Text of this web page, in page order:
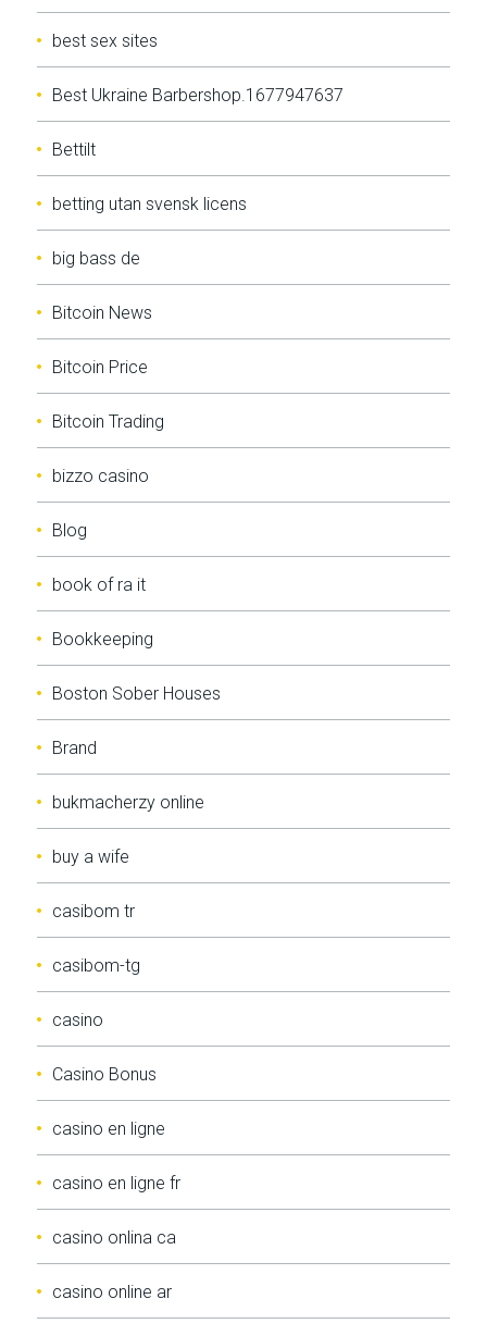
best sex sites
Best Ukraine Barbershop.1677947637
Bettilt
betting utan svensk licens
big bass de
Bitcoin News
Bitcoin Price
Bitcoin Trading
bizzo casino
Blog
book of ra it
Bookkeeping
Boston Sober Houses
Brand
bukmacherzy online
buy a wife
casibom tr
casibom-tg
casino
Casino Bonus
casino en ligne
casino en ligne fr
casino onlina ca
casino online ar